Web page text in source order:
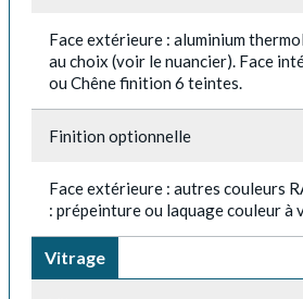
Face extérieure : aluminium
au choix (voir le nuancier). Face
ou Chêne finition 6 teintes.
Finition optionnelle
Face extérieure : autres couleurs
: prépeinture ou laquage couleur à
Vitrage